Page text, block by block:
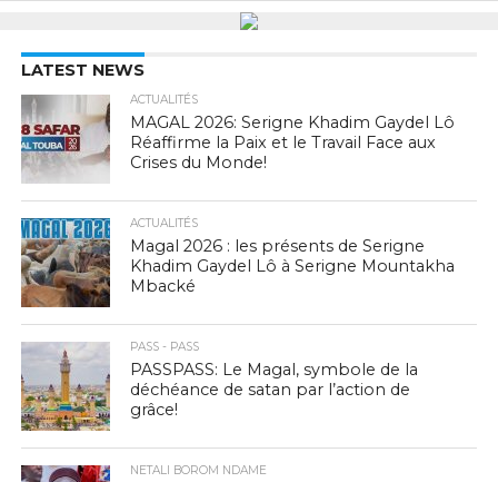
LATEST NEWS
ACTUALITÉS
MAGAL 2026: Serigne Khadim Gaydel Lô
Réaffirme la Paix et le Travail Face aux
Crises du Monde!
ACTUALITÉS
Magal 2026 : les présents de Serigne
Khadim Gaydel Lô à Serigne Mountakha
Mbacké
PASS - PASS
PASSPASS: Le Magal, symbole de la
déchéance de satan par l’action de
grâce!
NETALI BOROM NDAME